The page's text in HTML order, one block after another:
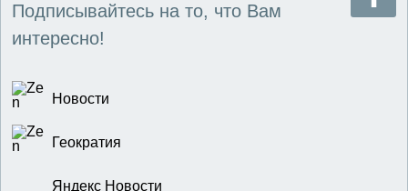
Подписывайтесь на то, что Вам
интересно!
Новости
Геократия
Яндекс Новости